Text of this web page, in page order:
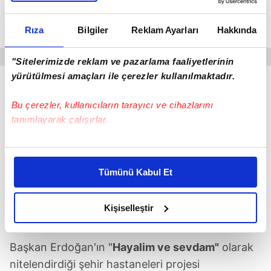
Rıza Bilgiler Reklam Ayarları Hakkında
"Sitelerimizde reklam ve pazarlama faaliyetlerinin
yürütülmesi amaçları ile çerezler kullanılmaktadır.
Bu çerezler, kullanıcıların tarayıcı ve cihazlarını
tanımlayarak çalışırlar.
Bu çerezlere izin vermeniz halinde sizlere özel
daha iyi reklam deneyimi yaşatabiliriz. Bunu yaparken
amacımızın size daha iyi bir reklam deneyimi sunmak
olduğunu ve sizlere en iyi içerikleri sunabilmek adına
elimizden gelen çabayı gösterdiğimizi ve bu noktada,
reklamların maliyetlerimizi karşılamak noktasında tek gelir
kalemimiz olduğunu sizlere hatırlatmak isteriz.
Tümünü Kabul Et
Kişiselleştir
Kazakistan Milli Müzesi'nin inşası da Türk firma
tarafından yapılıyor.
Başkan Erdoğan'ın "Hayalim ve sevdam" olarak
nitelendirdiği şehir hastaneleri projesi